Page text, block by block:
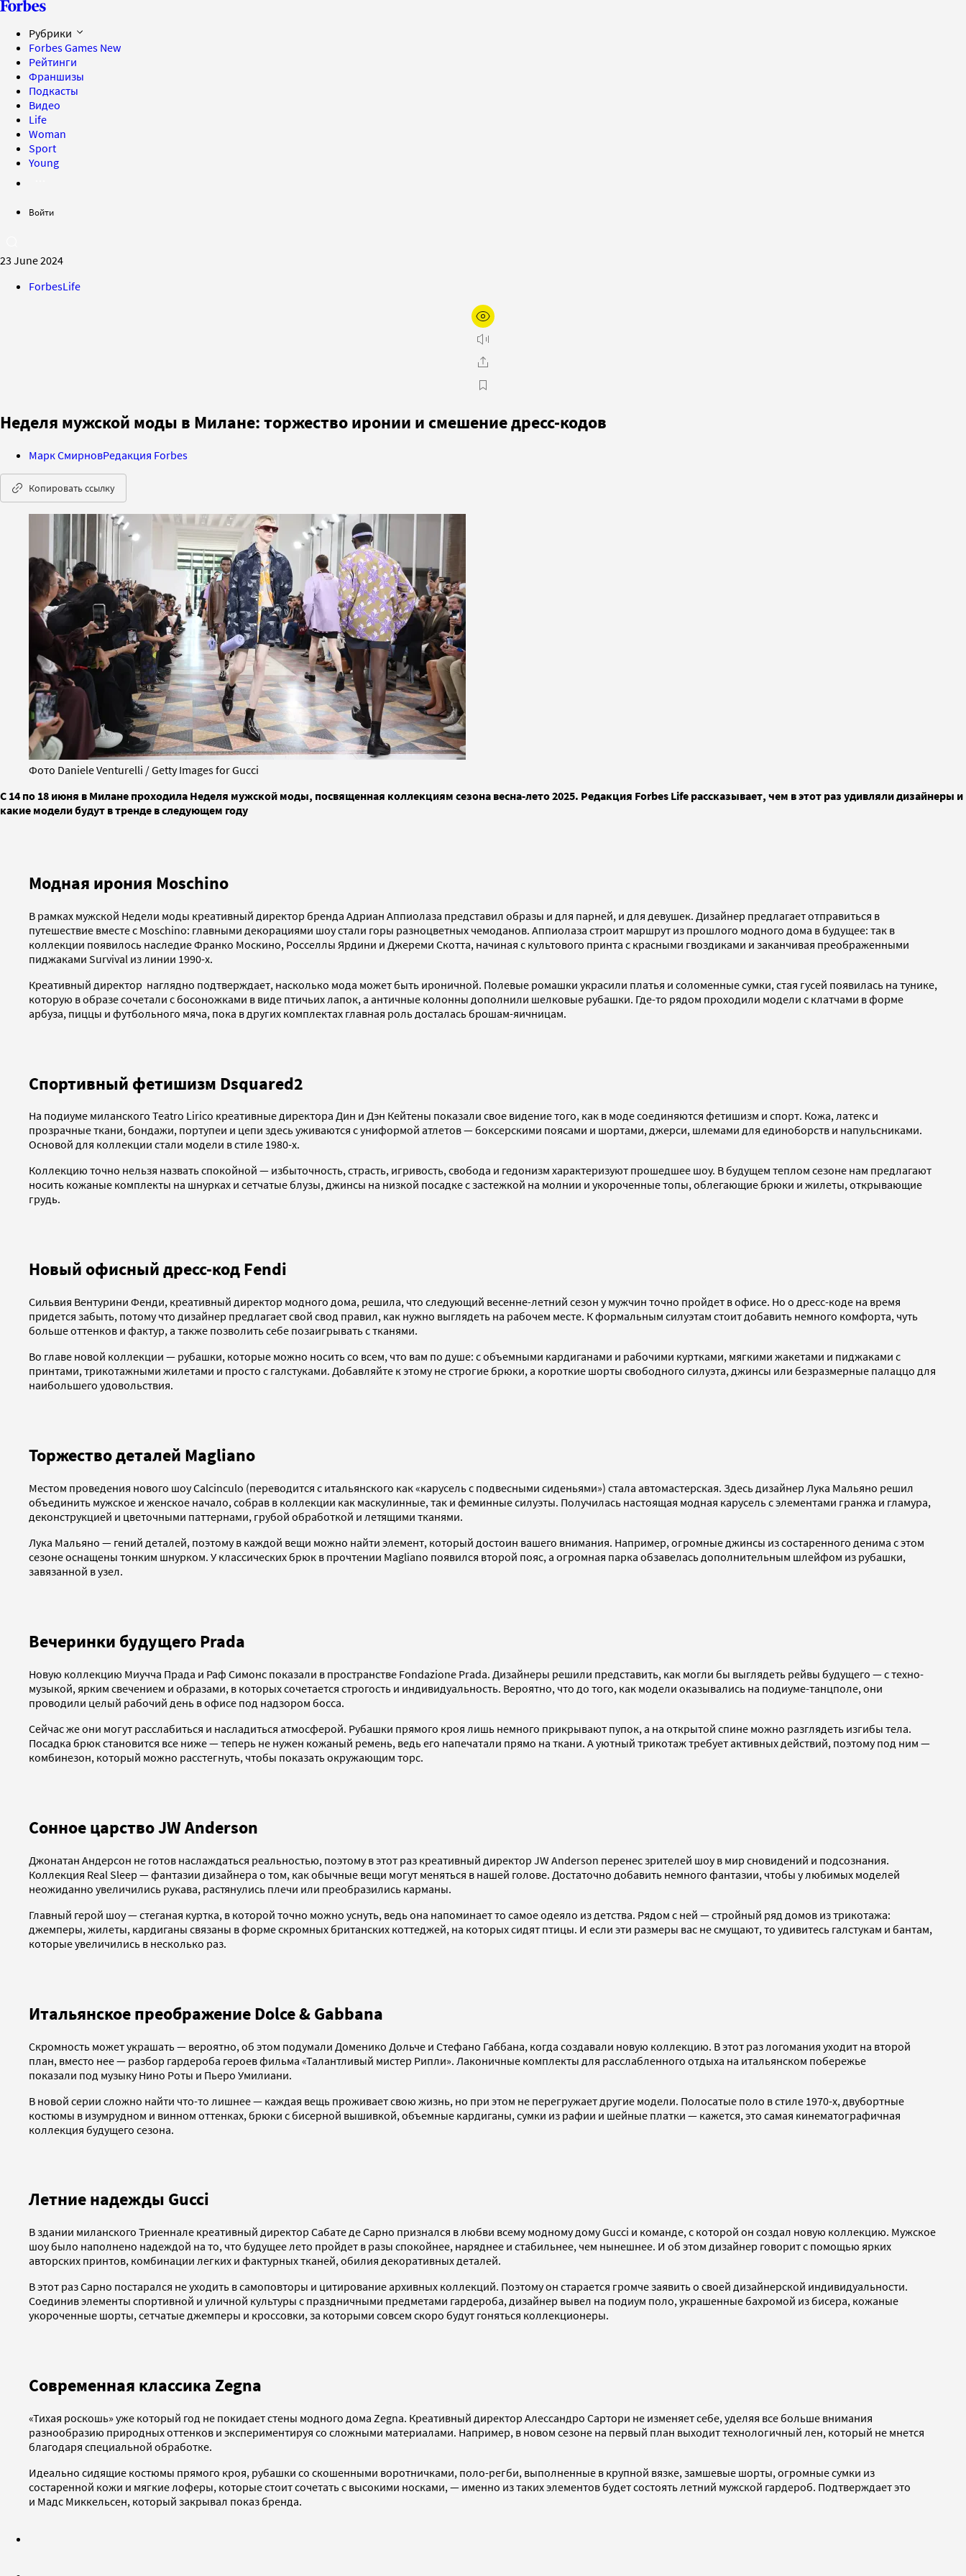
Рубрики
Forbes Games New
Рейтинги
Франшизы
Подкасты
Видео
Life
Woman
Sport
Young
Войти
23 June 2024
ForbesLife
Неделя мужской моды в Милане: торжество иронии и смешение дресс-кодов
Марк СмирновРедакция Forbes
Копировать ссылку
Фото Daniele Venturelli / Getty Images for Gucci
С 14 по 18 июня в Милане проходила Неделя мужской моды, посвященная коллекциям сезона весна-лето 2025. Редакция Forbes Life рассказывает, чем в этот раз удивляли дизайнеры и
какие модели будут в тренде в следующем году
Модная ирония Moschino
В рамках мужской Недели моды креативный директор бренда Адриан Аппиолаза представил образы и для парней, и для девушек. Дизайнер предлагает отправиться в
путешествие вместе с Moschino: главными декорациями шоу стали горы разноцветных чемоданов. Аппиолаза строит маршрут из прошлого модного дома в будущее: так в
коллекции появилось наследие Франко Москино, Росселлы Ярдини и Джереми Скотта, начиная с культового принта с красными гвоздиками и заканчивая преображенными
пиджаками Survival из линии 1990-х.
Креативный директор наглядно подтверждает, насколько мода может быть ироничной. Полевые ромашки украсили платья и соломенные сумки, стая гусей появилась на тунике,
которую в образе сочетали с босоножками в виде птичьих лапок, а античные колонны дополнили шелковые рубашки. Где-то рядом проходили модели с клатчами в форме
арбуза, пиццы и футбольного мяча, пока в других комплектах главная роль досталась брошам-яичницам.
Спортивный фетишизм Dsquared2
На подиуме миланского Teatro Lirico креативные директора Дин и Дэн Кейтены показали свое видение того, как в моде соединяются фетишизм и спорт. Кожа, латекс и
прозрачные ткани, бондажи, портупеи и цепи здесь уживаются с униформой атлетов — боксерскими поясами и шортами, джерси, шлемами для единоборств и напульсниками.
Основой для коллекции стали модели в стиле 1980-х.
Коллекцию точно нельзя назвать спокойной — избыточность, страсть, игривость, свобода и гедонизм характеризуют прошедшее шоу. В будущем теплом сезоне нам предлагают
носить кожаные комплекты на шнурках и сетчатые блузы, джинсы на низкой посадке с застежкой на молнии и укороченные топы, облегающие брюки и жилеты, открывающие
грудь.
Новый офисный дресс-код Fendi
Сильвия Вентурини Фенди, креативный директор модного дома, решила, что следующий весенне-летний сезон у мужчин точно пройдет в офисе. Но о дресс-коде на время
придется забыть, потому что дизайнер предлагает свой свод правил, как нужно выглядеть на рабочем месте. К формальным силуэтам стоит добавить немного комфорта, чуть
больше оттенков и фактур, а также позволить себе позаигрывать с тканями.
Во главе новой коллекции — рубашки, которые можно носить со всем, что вам по душе: с объемными кардиганами и рабочими куртками, мягкими жакетами и пиджаками с
принтами, трикотажными жилетами и просто с галстуками. Добавляйте к этому не строгие брюки, а короткие шорты свободного силуэта, джинсы или безразмерные палаццо для
наибольшего удовольствия.
Торжество деталей Magliano
Местом проведения нового шоу Calcinculo (переводится с итальянского как «карусель с подвесными сиденьями») стала автомастерская. Здесь дизайнер Лука Мальяно решил
объединить мужское и женское начало, собрав в коллекции как маскулинные, так и феминные силуэты. Получилась настоящая модная карусель с элементами гранжа и гламура,
деконструкцией и цветочными паттернами, грубой обработкой и летящими тканями.
Лука Мальяно — гений деталей, поэтому в каждой вещи можно найти элемент, который достоин вашего внимания. Например, огромные джинсы из состаренного денима с этом
сезоне оснащены тонким шнурком. У классических брюк в прочтении Magliano появился второй пояс, а огромная парка обзавелась дополнительным шлейфом из рубашки,
завязанной в узел.
Вечеринки будущего Prada
Новую коллекцию Миучча Прада и Раф Симонс показали в пространстве Fondazione Prada. Дизайнеры решили представить, как могли бы выглядеть рейвы будущего — с техно-
музыкой, ярким свечением и образами, в которых сочетается строгость и индивидуальность. Вероятно, что до того, как модели оказывались на подиуме-танцполе, они
проводили целый рабочий день в офисе под надзором босса.
Сейчас же они могут расслабиться и насладиться атмосферой. Рубашки прямого кроя лишь немного прикрывают пупок, а на открытой спине можно разглядеть изгибы тела.
Посадка брюк становится все ниже — теперь не нужен кожаный ремень, ведь его напечатали прямо на ткани. А уютный трикотаж требует активных действий, поэтому под ним —
комбинезон, который можно расстегнуть, чтобы показать окружающим торс.
Сонное царство JW Anderson
Джонатан Андерсон не готов наслаждаться реальностью, поэтому в этот раз креативный директор JW Anderson перенес зрителей шоу в мир сновидений и подсознания.
Коллекция Real Sleep — фантазии дизайнера о том, как обычные вещи могут меняться в нашей голове. Достаточно добавить немного фантазии, чтобы у любимых моделей
неожиданно увеличились рукава, растянулись плечи или преобразились карманы.
Главный герой шоу — стеганая куртка, в которой точно можно уснуть, ведь она напоминает то самое одеяло из детства. Рядом с ней — стройный ряд домов из трикотажа:
джемперы, жилеты, кардиганы связаны в форме скромных британских коттеджей, на которых сидят птицы. И если эти размеры вас не смущают, то удивитесь галстукам и бантам,
которые увеличились в несколько раз.
Итальянское преображение Dolce & Gabbana
Скромность может украшать — вероятно, об этом подумали Доменико Дольче и Стефано Габбана, когда создавали новую коллекцию. В этот раз логомания уходит на второй
план, вместо нее — разбор гардероба героев фильма «Талантливый мистер Рипли». Лаконичные комплекты для расслабленного отдыха на итальянском побережье
показали под музыку Нино Роты и Пьеро Умилиани.
В новой серии сложно найти что-то лишнее — каждая вещь проживает свою жизнь, но при этом не перегружает другие модели. Полосатые поло в стиле 1970-х, двубортные
костюмы в изумрудном и винном оттенках, брюки с бисерной вышивкой, объемные кардиганы, сумки из рафии и шейные платки — кажется, это самая кинематографичная
коллекция будущего сезона.
Летние надежды Gucci
В здании миланского Триеннале креативный директор Сабате де Сарно признался в любви всему модному дому Gucci и команде, с которой он создал новую коллекцию. Мужское
шоу было наполнено надеждой на то, что будущее лето пройдет в разы спокойнее, наряднее и стабильнее, чем нынешнее. И об этом дизайнер говорит с помощью ярких
авторских принтов, комбинации легких и фактурных тканей, обилия декоративных деталей.
В этот раз Сарно постарался не уходить в самоповторы и цитирование архивных коллекций. Поэтому он старается громче заявить о своей дизайнерской индивидуальности.
Соединив элементы спортивной и уличной культуры с праздничными предметами гардероба, дизайнер вывел на подиум поло, украшенные бахромой из бисера, кожаные
укороченные шорты, сетчатые джемперы и кроссовки, за которыми совсем скоро будут гоняться коллекционеры.
Современная классика Zegna
«Тихая роскошь» уже который год не покидает стены модного дома Zegna. Креативный директор Алессандро Сартори не изменяет себе, уделяя все больше внимания
разнообразию природных оттенков и экспериментируя со сложными материалами. Например, в новом сезоне на первый план выходит технологичный лен, который не мнется
благодаря специальной обработке.
Идеально сидящие костюмы прямого кроя, рубашки со скошенными воротничками, поло-регби, выполненные в крупной вязке, замшевые шорты, огромные сумки из
состаренной кожи и мягкие лоферы, которые стоит сочетать с высокими носками, — именно из таких элементов будет состоять летний мужской гардероб. Подтверждает это
и Мадс Миккельсен, который закрывал показ бренда.